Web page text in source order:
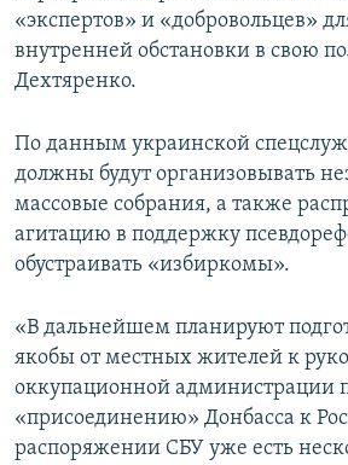
«экспертов» и «добровольцев»
внутренней обстановки в свою
Дехтяренко.
По данным украинской
должны будут организовывать
массовые собрания, а также
агитацию в поддержку
обустраивать «избиркомы».
«В дальнейшем планируют
якобы от местных жителей к
оккупационной администрации
«присоединению» Донбасса к
распоряжении СБУ уже есть